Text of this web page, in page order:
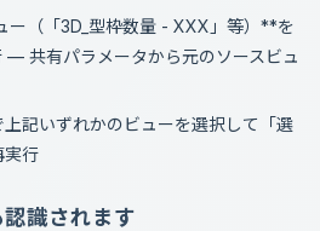
ー（「3D_型枠数量 - XXX」等）**を
— 共有パラメータから元のソースビュ
記いずれかのビューを選択して「選
実行
識されます